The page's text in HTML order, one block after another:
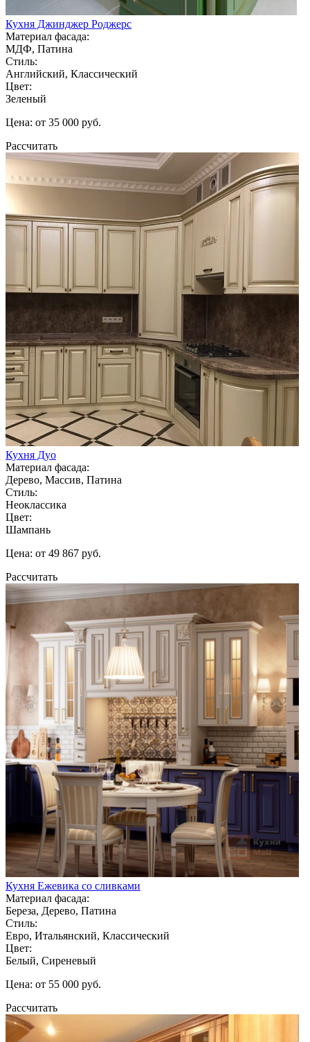
Кухня Джинджер Роджерс
Материал фасада:
МДФ, Патина
Стиль:
Английский, Классический
Цвет:
Зеленый
Цена: от 35 000 руб.
Рассчитать
Кухня Дуо
Материал фасада:
Дерево, Массив, Патина
Стиль:
Неоклассика
Цвет:
Шампань
Цена: от 49 867 руб.
Рассчитать
Кухня Ежевика со сливками
Материал фасада:
Береза, Дерево, Патина
Стиль:
Евро, Итальянский, Классический
Цвет:
Белый, Сиреневый
Цена: от 55 000 руб.
Рассчитать